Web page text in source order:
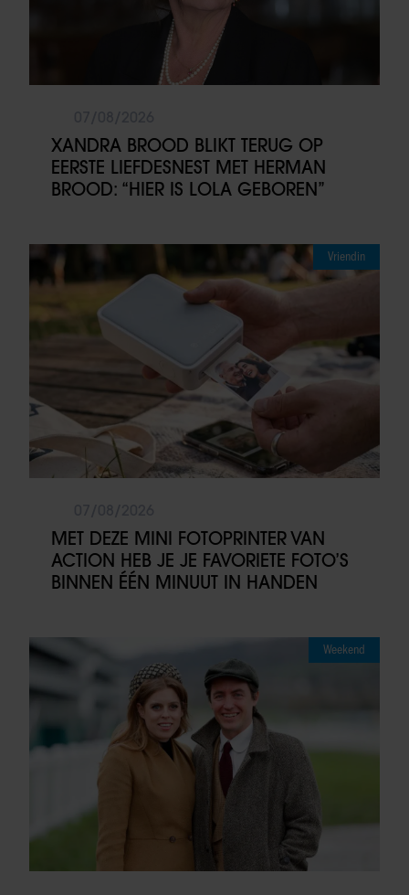
XANDRA BROOD BLIKT TERUG OP
EERSTE LIEFDESNEST MET HERMAN
BROOD: “HIER IS LOLA GEBOREN”
Vriendin
MET DEZE MINI FOTOPRINTER VAN
ACTION HEB JE JE FAVORIETE FOTO’S
BINNEN ÉÉN MINUUT IN HANDEN
Weekend